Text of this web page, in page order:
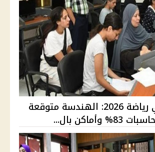
تنسيق علمي رياضة 2026: الهندسة متوقعة